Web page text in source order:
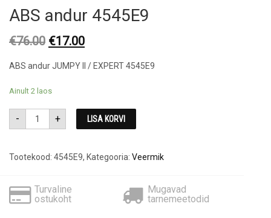
ABS andur 4545E9
€76.00 Original
was:
€17.00Current
is:
ABS andur JUMPY ll / EXPERT 4545E9
Ainult 2 laos
-
ABS
andur
4545E9
+ LISA KORVI
Tootekood: 4545E9, Kategooria: Veermik
Turvaline
ostukoht
Mugavad
tarnemeetodid